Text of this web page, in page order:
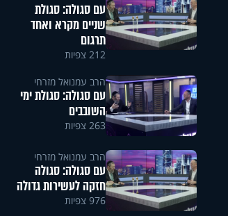
עם סגולה: סגולת
שניים מקרא ואחד
תרגום
212 צפיות
הרב עמנואל מזרחי
עם סגולה: סגולת ימי
השובבים
263 צפיות
הרב עמנואל מזרחי
עם סגולה: סגולה
חזקה לעשירות גדולה
976 צפיות